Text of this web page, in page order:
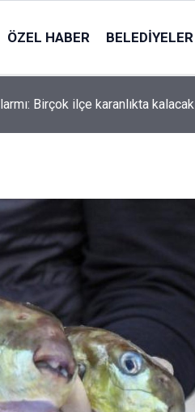
ÖZEL HABER BELEDIYELER
Birçok ilçe karanlıkta kalacak